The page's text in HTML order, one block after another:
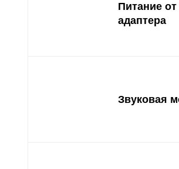
Питание от
адаптера
Звуковая